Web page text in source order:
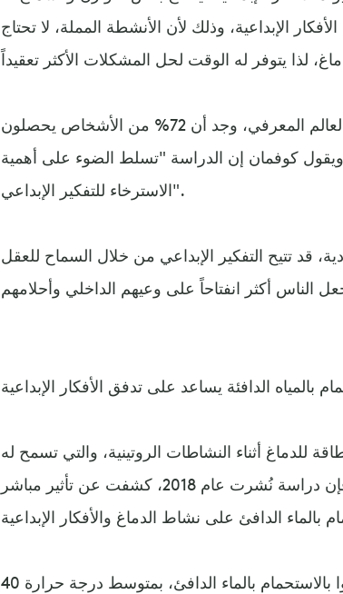
الإبداعية، وذلك لأن الأنشطة المملة، لا تحتاج
في دراسة قام بها "سكوت باري كوفمان" العالم المعرفي، وجد أن 72% من الأشخاص يحصلون
ويقول كوفمان إن الدراسة "تسلط الضوء على أهمية
الاسترخاء للتفكير الإبداعي".
قد تتيح التفكير الإبداعي من خلال السماح للعقل
بالمياه الدافئة يساعد على تدفق الأفكار الإبداعية
للدماغ أثناء النشاطات الروتينية، والتي تسمح له
بالتركيز على إنتاج الأفكار الإبداعية، فإن دراسة نُشرت عام 2018، كشفت عن تأثير مباشر
تمت الدراسة بمشاركة 38 شخصاً، قاموا بالاستحمام بالماء الدافئ، بمتوسط درجة حرارة 40